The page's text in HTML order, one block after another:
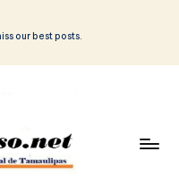
our best posts.